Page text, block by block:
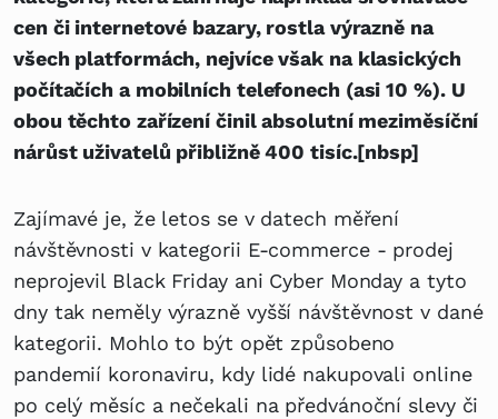
cen či internetové bazary, rostla výrazně na
všech platformách, nejvíce však na klasických
počítačích a mobilních telefonech (asi 10 %). U
obou těchto zařízení činil absolutní meziměsíční
nárůst uživatelů přibližně 400 tisíc.[nbsp]
Zajímavé je, že letos se v datech měření
návštěvnosti v kategorii E-commerce - prodej
neprojevil Black Friday ani Cyber Monday a tyto
dny tak neměly výrazně vyšší návštěvnost v dané
kategorii. Mohlo to být opět způsobeno
pandemií koronaviru, kdy lidé nakupovali online
po celý měsíc a nečekali na předvánoční slevy či